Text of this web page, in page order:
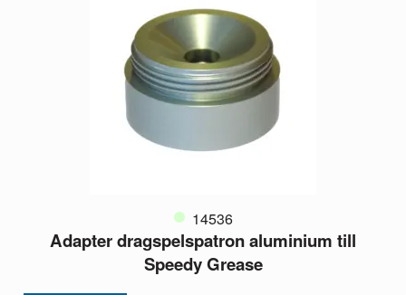
14536
Adapter dragspelspatron aluminium till
Speedy Grease